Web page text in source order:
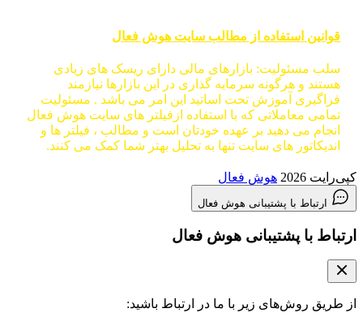
قوانین استفاده از مطالب سایت هوش فعال
سلب مسئولیت: بازارهای مالی دارای ریسک های زیادی
هستند و هرگونه سرمایه گذاری در این بازارها نیازمند
فراگیری آموزش تحت اساتید این امر می باشد . مسئولیت
تمامی معاملاتی که با استفاده ازفیلتر های سایت هوش فعال
انجام می دهید بر عهده خودتان است و مطالب ، فیلتر ها و
اندیکاتور های سایت تنها به تحلیل بهتر شما کمک می کنند.
کپی‌رایت 2026 هوش فعال
ارتباط با پشتیبانی هوش فعال
ارتباط با پشتیبانی هوش فعال
از طریق روش‌های زیر با ما در ارتباط باشید: